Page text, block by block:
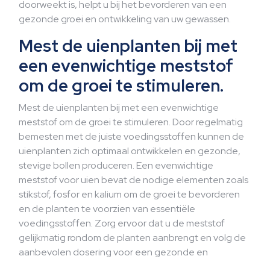
doorweekt is, helpt u bij het bevorderen van een
gezonde groei en ontwikkeling van uw gewassen.
Mest de uienplanten bij met
een evenwichtige meststof
om de groei te stimuleren.
Mest de uienplanten bij met een evenwichtige
meststof om de groei te stimuleren. Door regelmatig
bemesten met de juiste voedingsstoffen kunnen de
uienplanten zich optimaal ontwikkelen en gezonde,
stevige bollen produceren. Een evenwichtige
meststof voor uien bevat de nodige elementen zoals
stikstof, fosfor en kalium om de groei te bevorderen
en de planten te voorzien van essentiële
voedingsstoffen. Zorg ervoor dat u de meststof
gelijkmatig rondom de planten aanbrengt en volg de
aanbevolen dosering voor een gezonde en